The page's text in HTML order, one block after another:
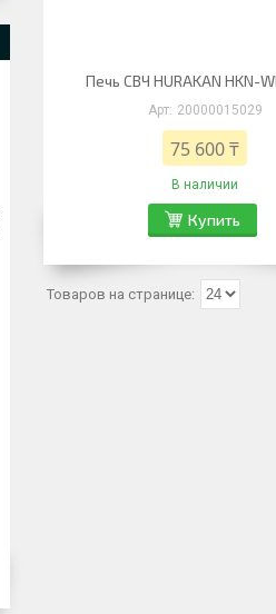
Печь СВЧ HURAKAN HKN-
20000015029
75 600 ₸
В наличии
Купить